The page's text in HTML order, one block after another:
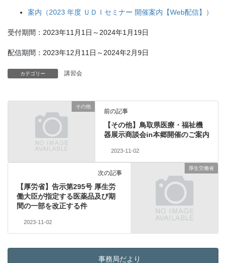
案内（2023 年度 ＵＤＩセミナー 開催案内【Web配信】）
受付期間：2023年11月1日～2024年1月19日
配信期間：2023年12月11日～2024年2月9日
カテゴリー 講習会
その他
前の記事
【その他】鳥取県医療・福祉機
器展示商談会in本郷開催のご案内
2023-11-02
厚生労働省
次の記事
【厚労省】告示第295号 厚生労
働大臣が指定する医薬品及び期
間の一部を改正する件
2023-11-02
事務局だより